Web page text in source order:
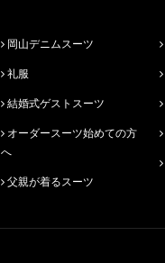
岡山デニムスーツ
礼服
結婚式ゲストスーツ
へ
父親が着るスーツ